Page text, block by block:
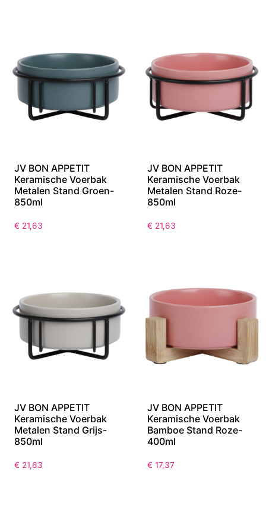
JV BON APPETIT
Keramische Voerbak
Metalen Stand Groen-
850ml
€ 21,63
JV BON APPETIT
Keramische Voerbak
Metalen Stand Roze-
850ml
€ 21,63
JV BON APPETIT
Keramische Voerbak
Metalen Stand Grijs-
850ml
€ 21,63
JV BON APPETIT
Keramische Voerbak
Bamboe Stand Roze-
400ml
€ 17,37